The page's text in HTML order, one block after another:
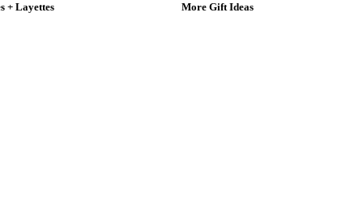
+ Layettes More Gift Ideas